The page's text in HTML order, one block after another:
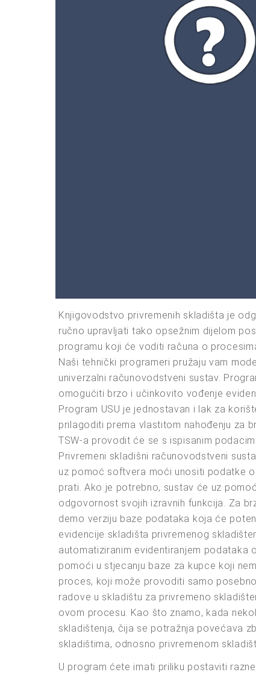
Knjigovodstvo privremenih skladišta je
ručno upravljati tako opsežnim dijelom
programu koji će voditi računa o
Naši tehnički programeri pružaju vam
univerzalni računovodstveni sustav.
omogućiti brzo i učinkovito vođenje
Program USU je jednostavan i lak za
prilagoditi prema vlastitom nahođenju za
TSW-a provodit će se s ispisanim
Privremeni skladišni računovodstveni
uz pomoć softvera moći unositi podatke
prati. Ako je potrebno, sustav će uz
odgovornost svojih izravnih funkcija. Za
demo verziju baze podataka koja će
evidencije skladišta privremenog
automatiziranim evidentiranjem podataka
pomoći u stjecanju baze za kupce koji
proces, koji može provoditi samo
radove u skladištu za privremeno
ovom procesu. Kao što znamo, kada
skladištenja, čija se potražnja povećava
skladištima, odnosno privremenom
U program ćete imati priliku postaviti